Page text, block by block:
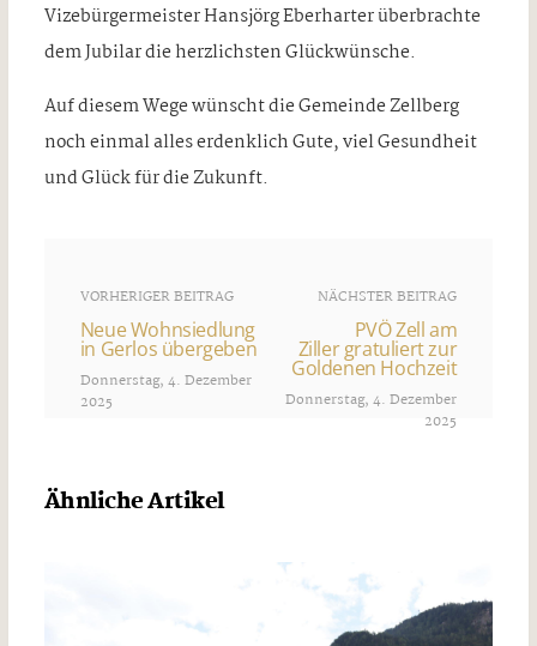
Vizebürgermeister Hansjörg Eberharter überbrachte
dem Jubilar die herzlichsten Glückwünsche.
Auf diesem Wege wünscht die Gemeinde Zellberg
noch einmal alles erdenklich Gute, viel Gesundheit
und Glück für die Zukunft.
VORHERIGER BEITRAG
Neue Wohnsiedlung
in Gerlos übergeben
Donnerstag, 4. Dezember
2025
NÄCHSTER BEITRAG
PVÖ Zell am
Ziller gratuliert zur
Goldenen Hochzeit
Donnerstag, 4. Dezember
2025
Ähnliche Artikel